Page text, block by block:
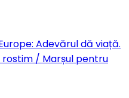
Adevărul dă viață.
/ Marșul pentru